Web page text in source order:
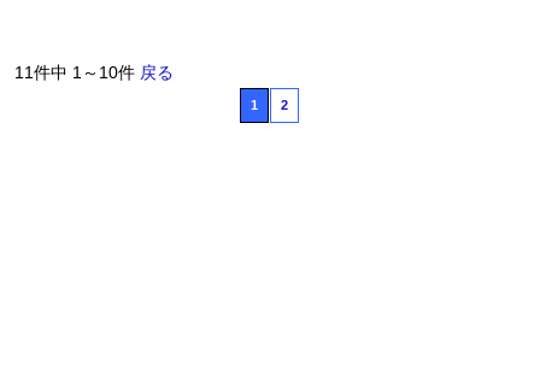
11件中 1～10件 戻る
1 2